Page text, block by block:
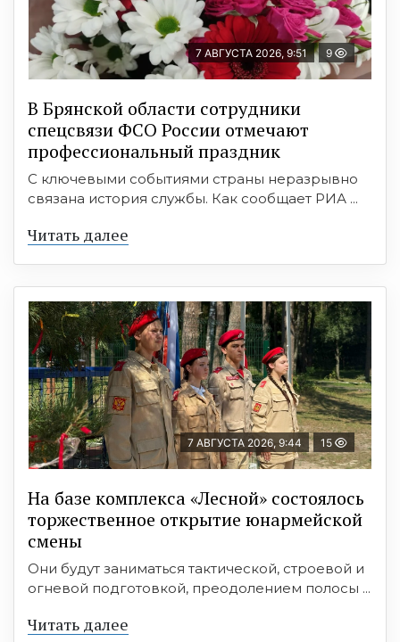
7 АВГУСТА 2026, 9:51 9
В Брянской области сотрудники
спецсвязи ФСО России отмечают
профессиональный праздник
С ключевыми событиями страны неразрывно
связана история службы. Как сообщает РИА ...
Читать далее
7 АВГУСТА 2026, 9:44 15
На базе комплекса «Лесной» состоялось
торжественное открытие юнармейской
смены
Они будут заниматься тактической, строевой и
огневой подготовкой, преодолением полосы ...
Читать далее